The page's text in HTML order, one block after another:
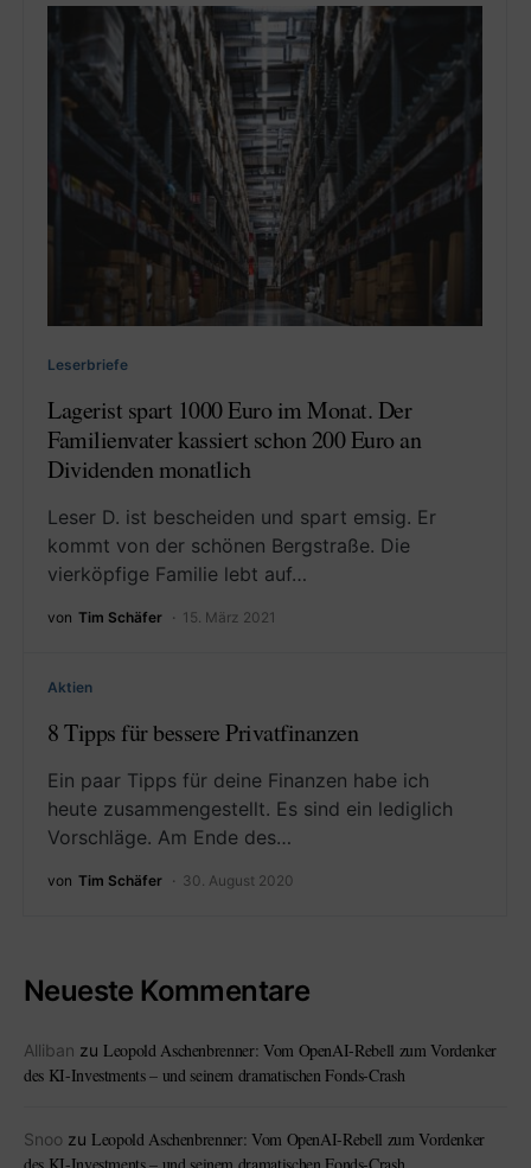
Leserbriefe
Lagerist spart 1000 Euro im Monat. Der
Familienvater kassiert schon 200 Euro an
Dividenden monatlich
Leser D. ist bescheiden und spart emsig. Er
kommt von der schönen Bergstraße. Die
vierköpfige Familie lebt auf…
von Tim Schäfer 15. März 2021
Aktien
8 Tipps für bessere Privatfinanzen
Ein paar Tipps für deine Finanzen habe ich
heute zusammengestellt. Es sind ein lediglich
Vorschläge. Am Ende des…
von Tim Schäfer 30. August 2020
Neueste Kommentare
Alliban zu Leopold Aschenbrenner: Vom OpenAI-Rebell zum Vordenker
des KI-Investments – und seinem dramatischen Fonds-Crash
Snoo zu Leopold Aschenbrenner: Vom OpenAI-Rebell zum Vordenker